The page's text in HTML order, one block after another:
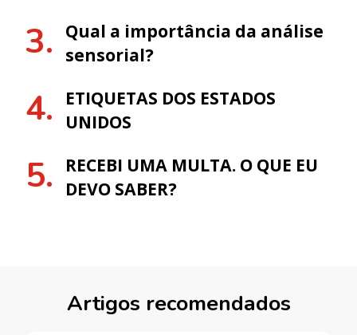
Qual a importância da análise
sensorial?
ETIQUETAS DOS ESTADOS
UNIDOS
RECEBI UMA MULTA. O QUE EU
DEVO SABER?
Artigos recomendados